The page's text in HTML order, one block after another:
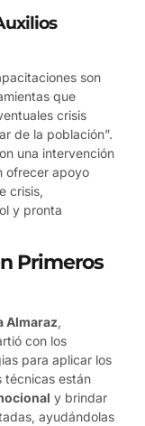
son
que
crisis
de la población”.
una intervención
ofrecer apoyo
crisis,
y pronta
Primeros
Almaraz,
con los
para aplicar los
técnicas están
y brindar
ayudándolas